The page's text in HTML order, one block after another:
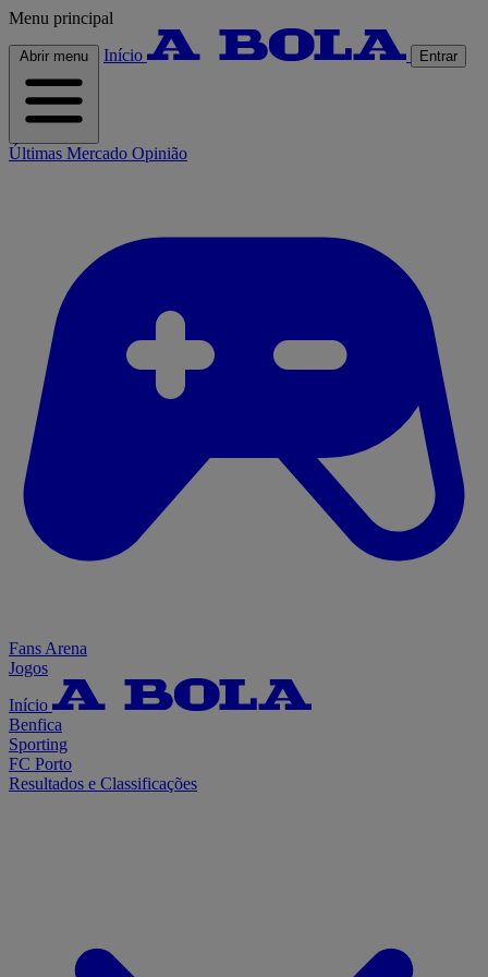
Menu principal
Abrir menu Início Entrar
Últimas Mercado Opinião
Fans Arena
Jogos
Início
Benfica
Sporting
FC Porto
Resultados e Classificações